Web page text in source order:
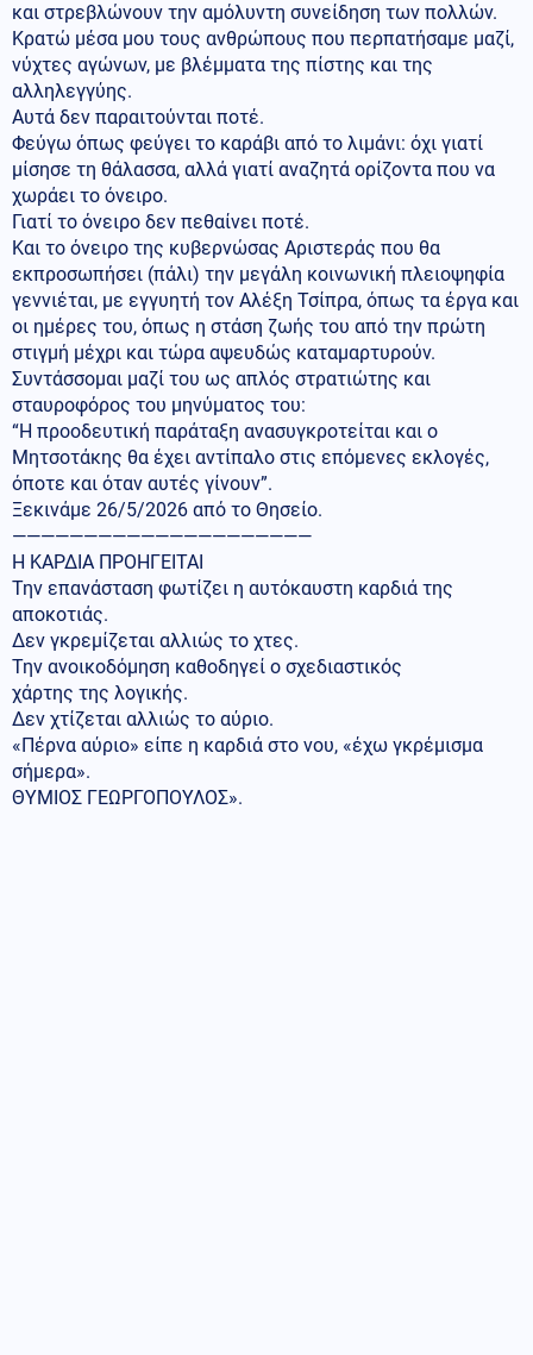
και στρεβλώνουν την αμόλυντη συνείδηση των πολλών.
Κρατώ μέσα μου τους ανθρώπους που περπατήσαμε μαζί,
νύχτες αγώνων, με βλέμματα της πίστης και της
αλληλεγγύης.
Αυτά δεν παραιτούνται ποτέ.
Φεύγω όπως φεύγει το καράβι από το λιμάνι: όχι γιατί
μίσησε τη θάλασσα, αλλά γιατί αναζητά ορίζοντα που να
χωράει το όνειρο.
Γιατί το όνειρο δεν πεθαίνει ποτέ.
Και το όνειρο της κυβερνώσας Αριστεράς που θα
εκπροσωπήσει (πάλι) την μεγάλη κοινωνική πλειοψηφία
γεννιέται, με εγγυητή τον Αλέξη Τσίπρα, όπως τα έργα και
οι ημέρες του, όπως η στάση ζωής του από την πρώτη
στιγμή μέχρι και τώρα αψευδώς καταμαρτυρούν.
Συντάσσομαι μαζί του ως απλός στρατιώτης και
σταυροφόρος του μηνύματος του:
“Η προοδευτική παράταξη ανασυγκροτείται και ο
Μητσοτάκης θα έχει αντίπαλο στις επόμενες εκλογές,
όποτε και όταν αυτές γίνουν”.
Ξεκινάμε 26/5/2026 από το Θησείο.
—————————————————————
Η ΚΑΡΔΙΑ ΠΡΟΗΓΕΙΤΑΙ
Την επανάσταση φωτίζει η αυτόκαυστη καρδιά της
αποκοτιάς.
Δεν γκρεμίζεται αλλιώς το χτες.
Την ανοικοδόμηση καθοδηγεί ο σχεδιαστικός
χάρτης της λογικής.
Δεν χτίζεται αλλιώς το αύριο.
«Πέρνα αύριο» είπε η καρδιά στο νου, «έχω γκρέμισμα
σήμερα».
ΘΥΜΙΟΣ ΓΕΩΡΓΟΠΟΥΛΟΣ».